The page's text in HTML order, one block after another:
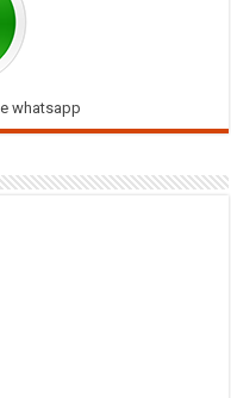
whatsapp